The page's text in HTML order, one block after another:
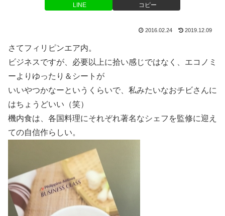
LINE コピー
2016.02.24 2019.12.09
さてフィリピンエア内。
ビジネスですが、必要以上に拾い感じではなく、エコノミ
ーよりゆったり＆シートが
いいやつかなーというくらいで、私みたいなおチビさんに
はちょうどいい（笑）
機内食は、各国料理にそれぞれ著名なシェフを監修に迎え
ての自信作らしい。